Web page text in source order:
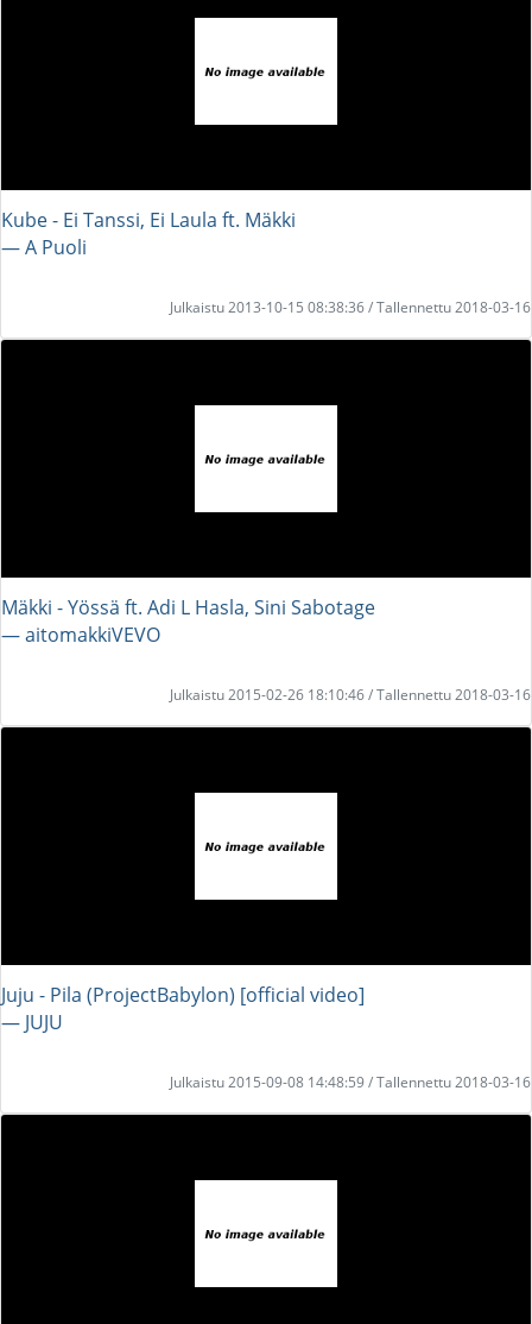
Kube - Ei Tanssi, Ei Laula ft. Mäkki
― A Puoli
Julkaistu 2013-10-15 08:38:36 / Tallennettu 2018-03-16
Mäkki - Yössä ft. Adi L Hasla, Sini Sabotage
― aitomakkiVEVO
Julkaistu 2015-02-26 18:10:46 / Tallennettu 2018-03-16
Juju - Pila (ProjectBabylon) [official video]
― JUJU
Julkaistu 2015-09-08 14:48:59 / Tallennettu 2018-03-16